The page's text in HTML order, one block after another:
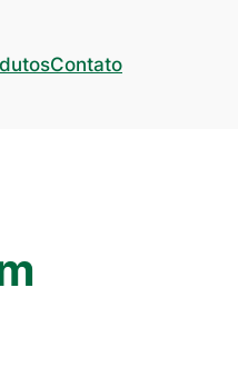
Contato